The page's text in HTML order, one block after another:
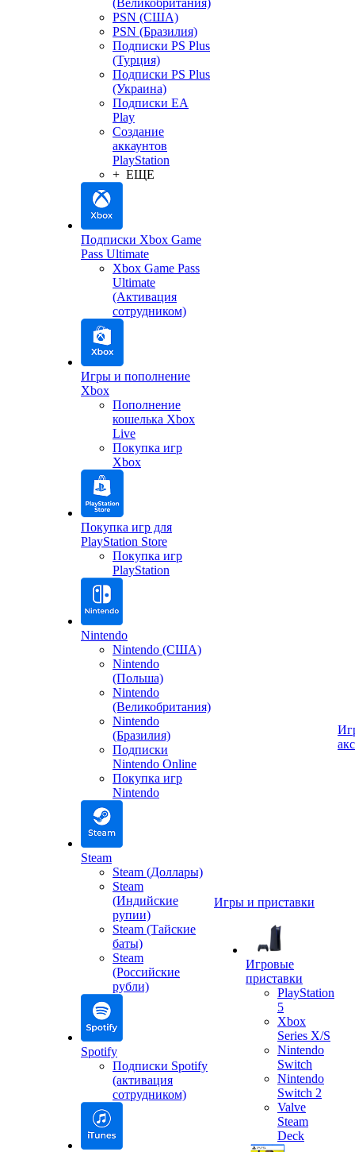
(Великобритания)
PSN (США)
PSN (Бразилия)
Подписки PS Plus
(Турция)
Подписки PS Plus
(Украина)
Подписки EA
Play
Создание
аккаунтов
PlayStation
+ ЕЩЕ
Подписки Xbox Game
Pass Ultimate
Xbox Game Pass
Ultimate
(Активация
сотрудником)
Игры и пополнение
Xbox
Пополнение
кошелька Xbox
Live
Покупка игр
Xbox
Покупка игр для
PlayStation Store
Покупка игр
PlayStation
Nintendo
Nintendo (США)
Nintendo
(Польша)
Nintendo
(Великобритания)
Nintendo
(Бразилия)
Подписки
Nintendo Online
Покупка игр
Nintendo
Steam
Steam (Доллары)
Steam
(Индийские
рупии)
Steam (Тайские
баты)
Steam
(Российские
рубли)
Spotify
Подписки Spotify
(активация
сотрудником)
Игры и приставки
Игровые
приставки
PlayStation
5
Xbox
Series X/S
Nintendo
Switch
Nintendo
Switch 2
Valve
Steam
Deck